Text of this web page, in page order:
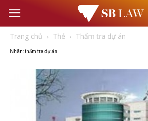
Văn
Trang chủ Thẻ Thẩm tra dự án
Nhãn: thẩm tra dự án